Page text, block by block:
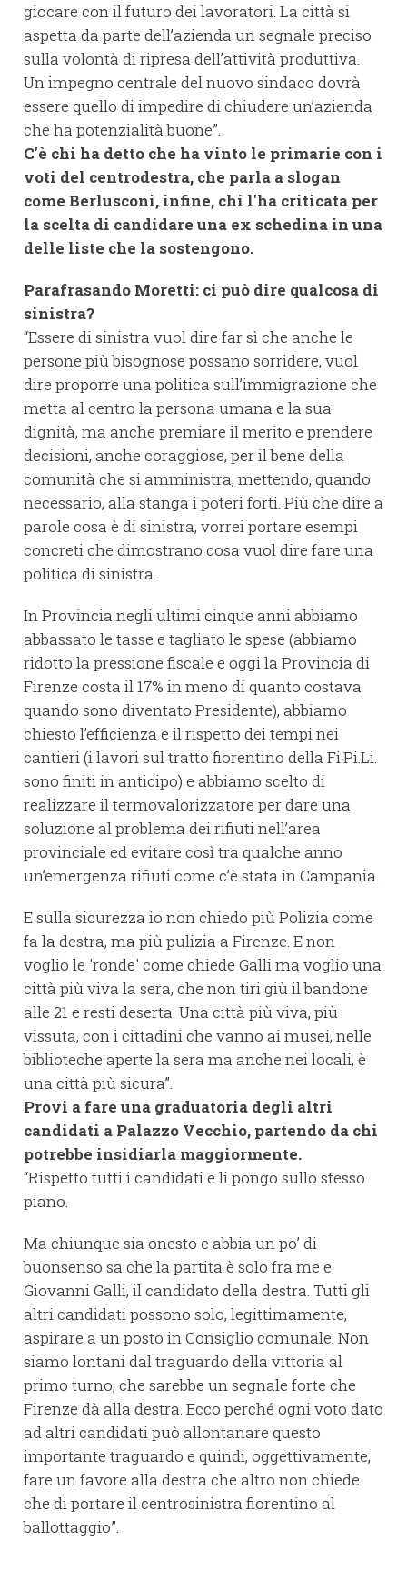
giocare con il futuro dei lavoratori. La città si
aspetta da parte dell’azienda un segnale preciso
sulla volontà di ripresa dell’attività produttiva.
Un impegno centrale del nuovo sindaco dovrà
essere quello di impedire di chiudere un’azienda
che ha potenzialità buone”.
C'è chi ha detto che ha vinto le primarie con i
voti del centrodestra, che parla a slogan
come Berlusconi, infine, chi l'ha criticata per
la scelta di candidare una ex schedina in una
delle liste che la sostengono.
Parafrasando Moretti: ci può dire qualcosa di
sinistra?
“Essere di sinistra vuol dire far sì che anche le
persone più bisognose possano sorridere, vuol
dire proporre una politica sull’immigrazione che
metta al centro la persona umana e la sua
dignità, ma anche premiare il merito e prendere
decisioni, anche coraggiose, per il bene della
comunità che si amministra, mettendo, quando
necessario, alla stanga i poteri forti. Più che dire a
parole cosa è di sinistra, vorrei portare esempi
concreti che dimostrano cosa vuol dire fare una
politica di sinistra.
In Provincia negli ultimi cinque anni abbiamo
abbassato le tasse e tagliato le spese (abbiamo
ridotto la pressione fiscale e oggi la Provincia di
Firenze costa il 17% in meno di quanto costava
quando sono diventato Presidente), abbiamo
chiesto l’efficienza e il rispetto dei tempi nei
cantieri (i lavori sul tratto fiorentino della Fi.Pi.Li.
sono finiti in anticipo) e abbiamo scelto di
realizzare il termovalorizzatore per dare una
soluzione al problema dei rifiuti nell’area
provinciale ed evitare così tra qualche anno
un’emergenza rifiuti come c’è stata in Campania.
E sulla sicurezza io non chiedo più Polizia come
fa la destra, ma più pulizia a Firenze. E non
voglio le 'ronde' come chiede Galli ma voglio una
città più viva la sera, che non tiri giù il bandone
alle 21 e resti deserta. Una città più viva, più
vissuta, con i cittadini che vanno ai musei, nelle
biblioteche aperte la sera ma anche nei locali, è
una città più sicura”.
Provi a fare una graduatoria degli altri
candidati a Palazzo Vecchio, partendo da chi
potrebbe insidiarla maggiormente.
“Rispetto tutti i candidati e li pongo sullo stesso
piano.
Ma chiunque sia onesto e abbia un po’ di
buonsenso sa che la partita è solo fra me e
Giovanni Galli, il candidato della destra. Tutti gli
altri candidati possono solo, legittimamente,
aspirare a un posto in Consiglio comunale. Non
siamo lontani dal traguardo della vittoria al
primo turno, che sarebbe un segnale forte che
Firenze dà alla destra. Ecco perché ogni voto dato
ad altri candidati può allontanare questo
importante traguardo e quindi, oggettivamente,
fare un favore alla destra che altro non chiede
che di portare il centrosinistra fiorentino al
ballottaggio”.